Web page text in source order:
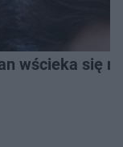
wścieka się